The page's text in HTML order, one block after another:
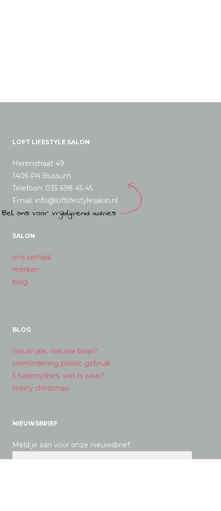
LOFT LIFESTYLE SALON
Herenstraat 49
1406 PA Bussum
Telefoon: 035 698 45 45
Email: info@loftlifestylesalon.nl
SALON
ons verhaal
merken
blog
BLOG
nieuw jaar, nieuwe baan?
vermindering plastic gebruik
5 haarmythes, wat is waar?
merry christmas
NIEUWSBRIEF
Meld je aan voor onze nieuwsbrief: